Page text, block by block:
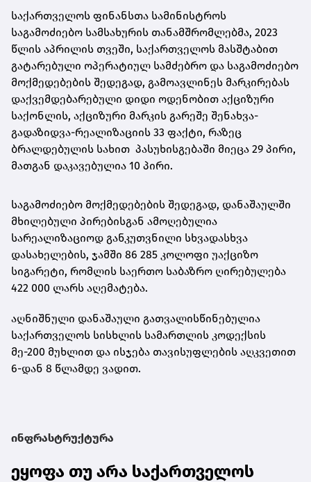
საქართველოს ფინანსთა სამინისტროს
საგამოძიებო სამსახურის თანამშრომლებმა, 2023
წლის აპრილის თვეში, საქართველოს მასშტაბით
გატარებული ოპერატიულ სამძებრო და საგამოძიებო
მოქმედებების შედეგად, გამოავლინეს მარკირებას
დაქვემდებარებული დიდი ოდენობით აქციზური
საქონლის, აქციზური მარკის გარეშე შენახვა-
გადაზიდვა-რეალიზაციის 33 ფაქტი, რაზეც
ბრალდებულის სახით პასუხისგებაში მიეცა 29 პირი,
მათგან დაკავებულია 10 პირი.
საგამოძიებო მოქმედებების შედეგად, დანაშაულში
მხილებული პირებისგან ამოღებულია
სარეალიზაციოდ განკუთვნილი სხვადასხვა
დასახელების, ჯამში 86 285 კოლოფი უაქციზო
სიგარეტი, რომლის საერთო საბაზრო ღირებულება
422 000 ლარს აღემატება.
აღნიშნული დანაშაული გათვალისწინებულია
საქართველოს სისხლის სამართლის კოდექსის
მე-200 მუხლით და ისჯება თავისუფლების აღკვეთით
6-დან 8 წლამდე ვადით.
ინფრასტრუქტურა
ეყოფა თუ არა საქართველოს